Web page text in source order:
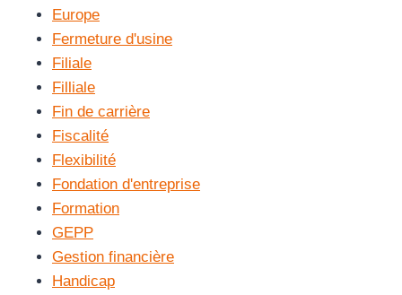
Europe
Fermeture d'usine
Filiale
Filliale
Fin de carrière
Fiscalité
Flexibilité
Fondation d'entreprise
Formation
GEPP
Gestion financière
Handicap